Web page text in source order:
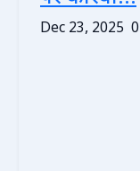
Dec 23, 2025 0